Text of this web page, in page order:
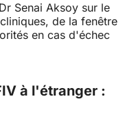
Senai Aksoy sur le
de la fenêtre
en cas d'échec
à l'étranger :